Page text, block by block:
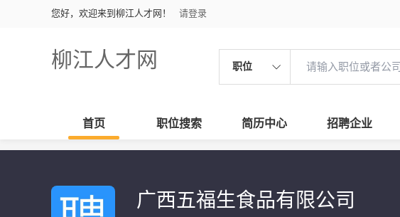
您好，欢迎来到柳江人才网！ 请登录
柳江人才网 职位
首页 职位搜索 简历中心 招聘企业
广西五福生食品有限公司